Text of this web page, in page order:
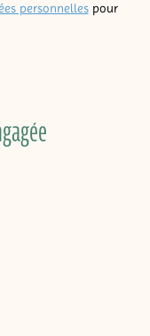
personnellespour